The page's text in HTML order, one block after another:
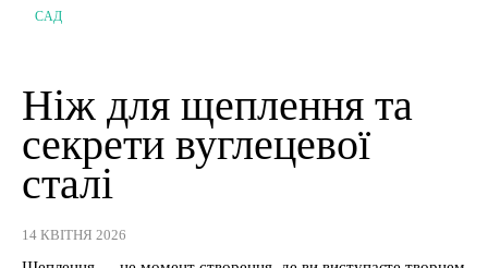
САД
Ніж для щеплення та
секрети вуглецевої
сталі
14 КВІТНЯ 2026